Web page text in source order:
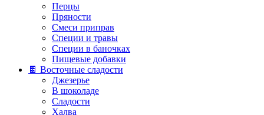
Перцы
Пряности
Смеси приправ
Специи и травы
Специи в баночках
Пищевые добавки
🍫 Восточные сладости
Джезерье
В шоколаде
Сладости
Халва